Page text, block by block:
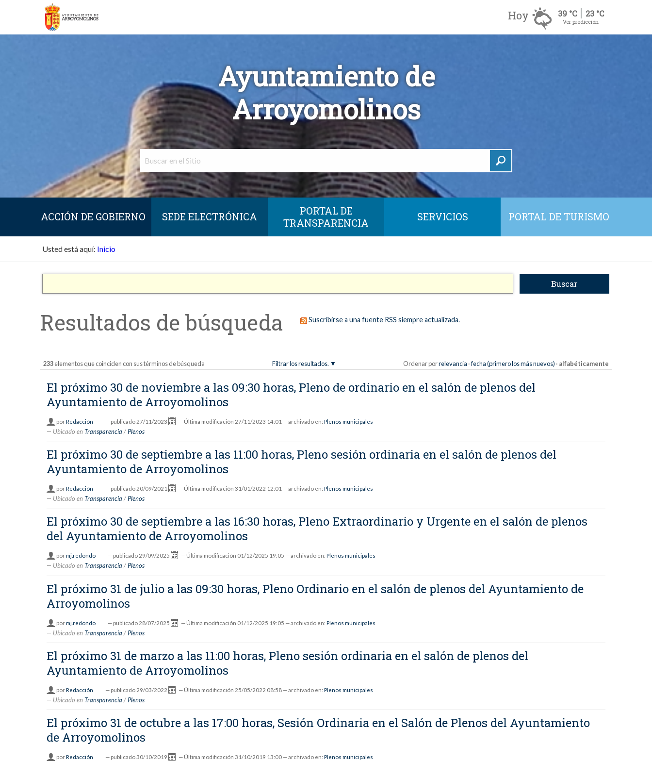
Hoy 39 °C 23 °C
Ver predicción
Ayuntamiento de
Arroyomolinos
ACCIÓN DE GOBIERNO SEDE ELECTRÓNICA
PORTAL DE
TRANSPARENCIA
SERVICIOS PORTAL DE TURISMO
Usted está aquí: Inicio
Resultados de búsqueda Suscribirse a una fuente RSS siempre actualizada.
233elementos que coinciden con sus términos de búsqueda Filtrar los resultados. Ordenar porrelevancia ·fecha (primero los más nuevos) · alfabéticamente
El próximo 30 de noviembre a las 09:30 horas, Pleno de ordinario en el salón de plenos del
Ayuntamiento de Arroyomolinos
porRedacción — publicado27/11/2023 — Última modificación 27/11/2023 14:01 — archivado en:Plenos municipales
Ubicado en Transparencia /Plenos
El próximo 30 de septiembre a las 11:00 horas, Pleno sesión ordinaria en el salón de plenos del
Ayuntamiento de Arroyomolinos
porRedacción — publicado20/09/2021 — Última modificación 31/01/2022 12:01 — archivado en:Plenos municipales
Ubicado en Transparencia /Plenos
El próximo 30 de septiembre a las 16:30 horas, Pleno Extraordinario y Urgente en el salón de plenos
del Ayuntamiento de Arroyomolinos
pormj.redondo — publicado29/09/2025 — Última modificación 01/12/2025 19:05 — archivado en:Plenos municipales
Ubicado en Transparencia /Plenos
El próximo 31 de julio a las 09:30 horas, Pleno Ordinario en el salón de plenos del Ayuntamiento de
Arroyomolinos
pormj.redondo — publicado28/07/2025 — Última modificación 01/12/2025 19:05 — archivado en:Plenos municipales
Ubicado en Transparencia /Plenos
El próximo 31 de marzo a las 11:00 horas, Pleno sesión ordinaria en el salón de plenos del
Ayuntamiento de Arroyomolinos
porRedacción — publicado29/03/2022 — Última modificación 25/05/2022 08:58 — archivado en:Plenos municipales
Ubicado en Transparencia /Plenos
El próximo 31 de octubre a las 17:00 horas, Sesión Ordinaria en el Salón de Plenos del Ayuntamiento
de Arroyomolinos
porRedacción — publicado30/10/2019 — Última modificación 31/10/2019 13:00 — archivado en:Plenos municipales